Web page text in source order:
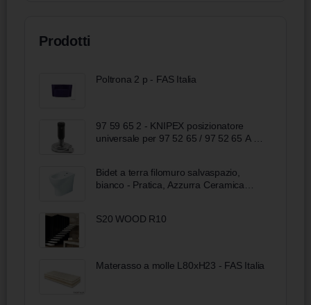
Prodotti
Poltrona 2 p - FAS Italia
97 59 65 2 - KNIPEX posizionatore
universale per 97 52 65 / 97 52 65 A /
Bidet a terra filomuro salvaspazio,
bianco - Pratica, Azzurra Ceramica
S20 WOOD R10
Materasso a molle L80xH23 - FAS Italia